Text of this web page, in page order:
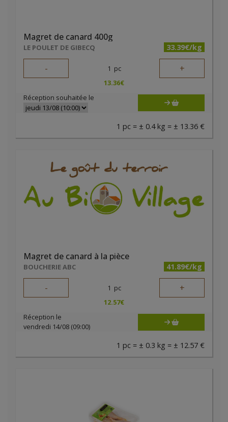
Magret de canard 400g
LE POULET DE GIBECQ 33.39€/kg
- 1 pc +
13.36€
Réception souhaitée le
1 pc = ± 0.4 kg = ± 13.36 €
Magret de canard à la pièce
BOUCHERIE ABC 41.89€/kg
- 1 pc +
12.57€
Réception le
vendredi 14/08 (09:00)
1 pc = ± 0.3 kg = ± 12.57 €